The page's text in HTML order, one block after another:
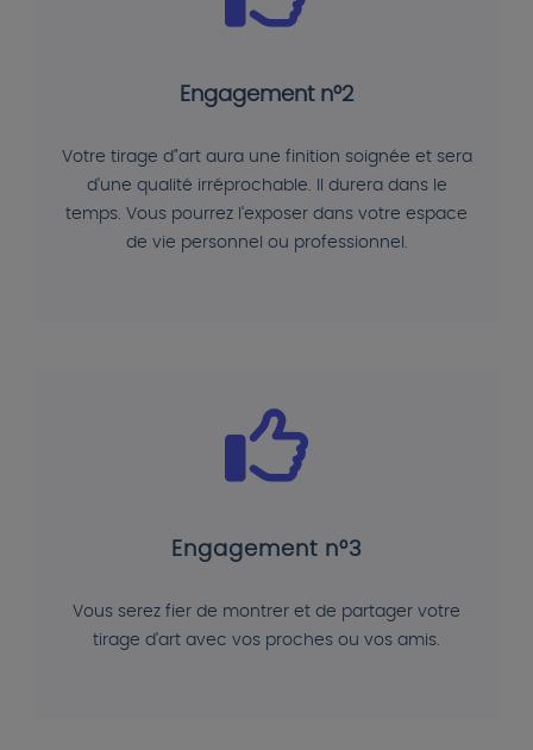
Engagement n°2
Votre tirage d"art aura une finition soignée et sera
d'une qualité irréprochable. Il durera dans le
temps. Vous pourrez l'exposer dans votre espace
de vie personnel ou professionnel.
Engagement n°3
Vous serez fier de montrer et de partager votre
tirage d'art avec vos proches ou vos amis.